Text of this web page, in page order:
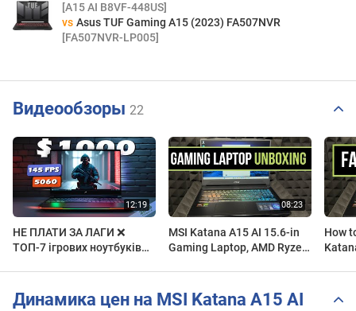
[A15 AI B8VF-448US]
vs Asus TUF Gaming A15 (2023) FA507NVR
[FA507NVR-LP005]
Видеообзоры 22
НЕ ПЛАТИ ЗА ЛАГИ ❌
ТОП-7 ігрових ноутбуків
MSI Katana A15 AI 15.6-in
Gaming Laptop, AMD Ryzen
How
Динамика цен на MSI Katana A15 AI